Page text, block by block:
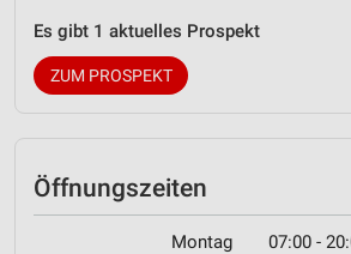
Es gibt 1 aktuelles Prospekt
ZUM PROSPEKT
Öffnungszeiten
Montag 07:00 -